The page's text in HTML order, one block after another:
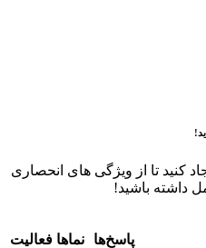
تا از ویژگی های انحصاری
باشید!
پاسخ‌ها نماها
فعالیت